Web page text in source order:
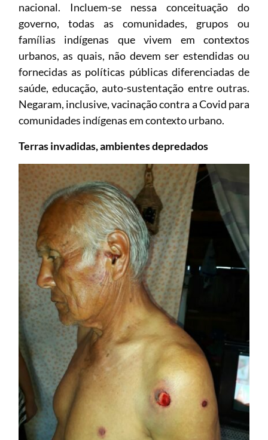
nacional. Incluem-se nessa conceituação do
governo, todas as comunidades, grupos ou
famílias indígenas que vivem em contextos
urbanos, as quais, não devem ser estendidas ou
fornecidas as políticas públicas diferenciadas de
saúde, educação, auto-sustentação entre outras.
Negaram, inclusive, vacinação contra a Covid para
comunidades indígenas em contexto urbano.
Terras invadidas, ambientes depredados